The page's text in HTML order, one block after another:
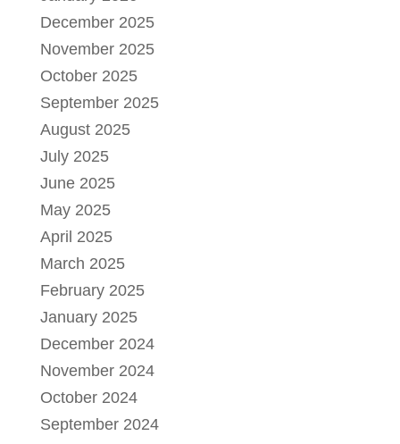
December 2025
November 2025
October 2025
September 2025
August 2025
July 2025
June 2025
May 2025
April 2025
March 2025
February 2025
January 2025
December 2024
November 2024
October 2024
September 2024